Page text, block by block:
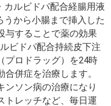
カルビドパ配合経腸用液
から小腸まで挿入した
与することで薬の効果
ビドパ配合持続皮下注
プロドラッグ）を24時
併症を治療します。
ンソン病の治療になり
トレッチなど、毎日運